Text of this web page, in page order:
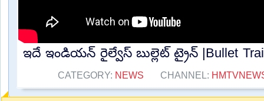
ఇదే ఇండియన్ రైల్వేస్ బుల్లెట్ ట్రైన్ |Bullet
CATEGORY: NEWS CHANNEL: